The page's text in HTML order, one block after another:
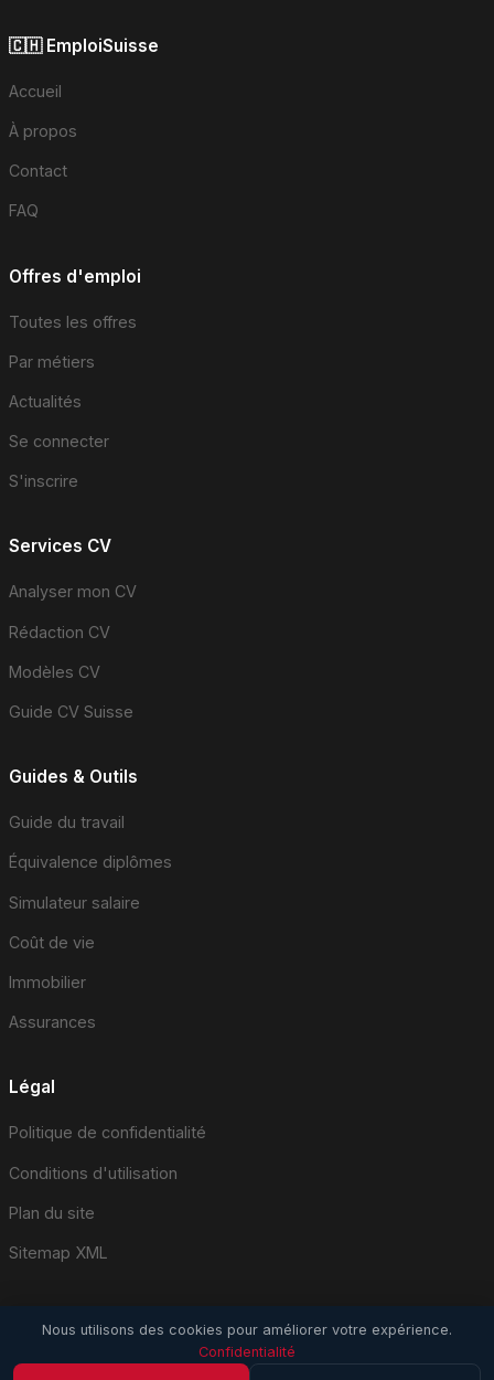
🇨🇭 EmploiSuisse
Accueil
À propos
Contact
FAQ
Offres d'emploi
Toutes les offres
Par métiers
Actualités
Se connecter
S'inscrire
Services CV
Analyser mon CV
Rédaction CV
Modèles CV
Guide CV Suisse
Guides & Outils
Guide du travail
Équivalence diplômes
Simulateur salaire
Coût de vie
Immobilier
Assurances
Légal
Politique de confidentialité
Conditions d'utilisation
Plan du site
Sitemap XML
© 2026 EmploiSuisse.com. Tous droits réservés.
Nous utilisons des cookies pour améliorer votre expérience.
Confidentialité